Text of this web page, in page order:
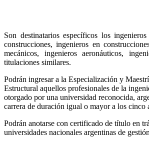
Son destinatarios específicos los
construcciones, ingenieros en
mecánicos, ingenieros aeronáuticos,
titulaciones similares.
Podrán ingresar a la Especialización y
Estructural aquellos profesionales de la
otorgado por una universidad reconocida,
carrera de duración igual o mayor a los cinco
Podrán anotarse con certificado de título en
universidades nacionales argentinas de